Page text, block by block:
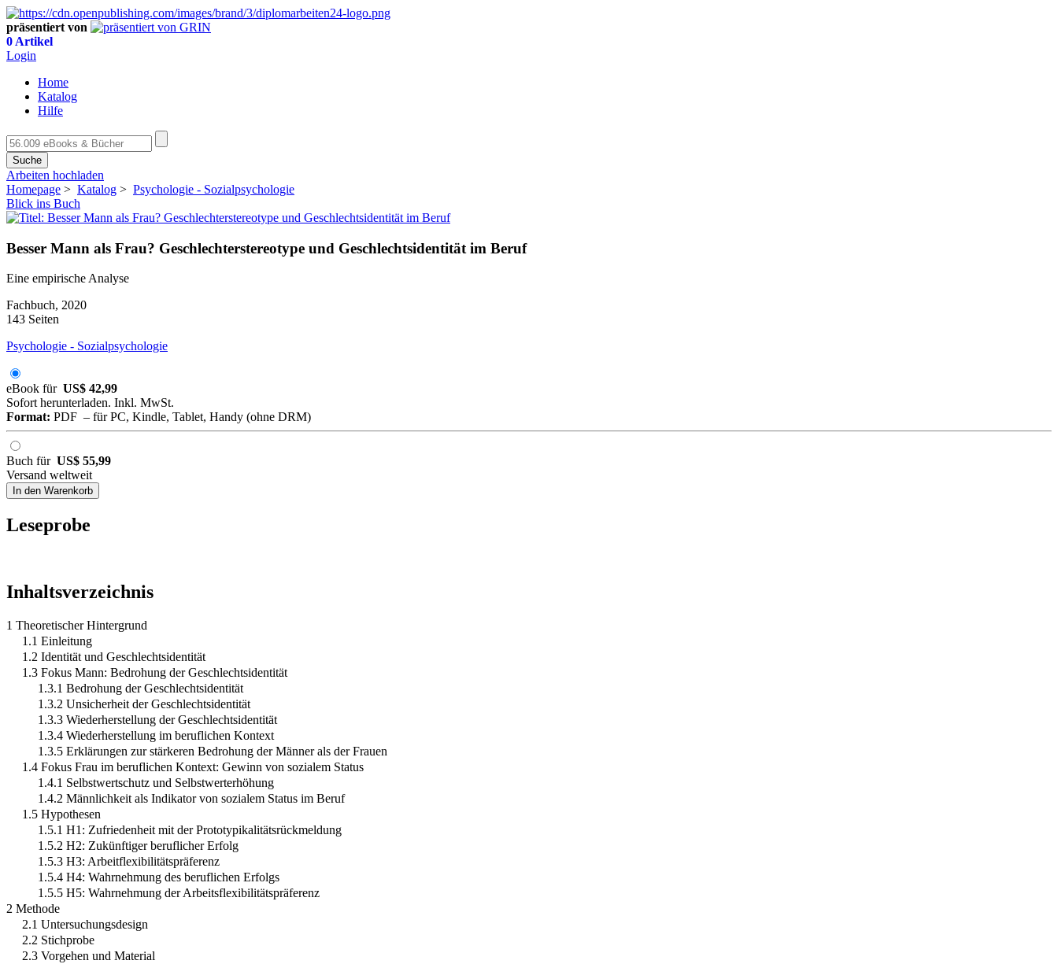
präsentiert von
0 Artikel
Login
Home
Katalog
Hilfe
Suche
Arbeiten hochladen
Homepage > Katalog > Psychologie - Sozialpsychologie
Blick ins Buch
Besser Mann als Frau? Geschlechterstereotype und Geschlechtsidentität im Beruf
Eine empirische Analyse
Fachbuch, 2020
143 Seiten
Psychologie - Sozialpsychologie
eBook für US$ 42,99
Sofort herunterladen. Inkl. MwSt.
Format: PDF – für PC, Kindle, Tablet, Handy (ohne DRM)
Buch für US$ 55,99
Versand weltweit
In den Warenkorb
Leseprobe
Inhaltsverzeichnis
1 Theoretischer Hintergrund
1.1 Einleitung
1.2 Identität und Geschlechtsidentität
1.3 Fokus Mann: Bedrohung der Geschlechtsidentität
1.3.1 Bedrohung der Geschlechtsidentität
1.3.2 Unsicherheit der Geschlechtsidentität
1.3.3 Wiederherstellung der Geschlechtsidentität
1.3.4 Wiederherstellung im beruflichen Kontext
1.3.5 Erklärungen zur stärkeren Bedrohung der Männer als der Frauen
1.4 Fokus Frau im beruflichen Kontext: Gewinn von sozialem Status
1.4.1 Selbstwertschutz und Selbstwerterhöhung
1.4.2 Männlichkeit als Indikator von sozialem Status im Beruf
1.5 Hypothesen
1.5.1 H1: Zufriedenheit mit der Prototypikalitätsrückmeldung
1.5.2 H2: Zukünftiger beruflicher Erfolg
1.5.3 H3: Arbeitflexibilitätspräferenz
1.5.4 H4: Wahrnehmung des beruflichen Erfolgs
1.5.5 H5: Wahrnehmung der Arbeitsflexibilitätspräferenz
2 Methode
2.1 Untersuchungsdesign
2.2 Stichprobe
2.3 Vorgehen und Material